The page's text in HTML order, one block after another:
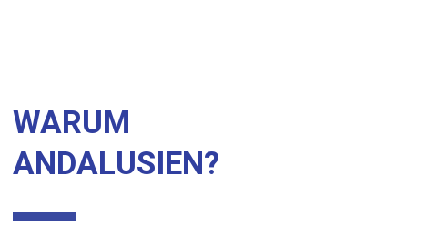
WARUM
ANDALUSIEN?